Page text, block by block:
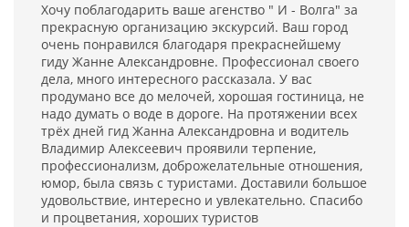
Хочу поблагодарить ваше агенство " И - Волга" за
прекрасную организацию экскурсий. Ваш город
очень понравился благодаря прекраснейшему
гиду Жанне Александровне. Профессионал своего
дела, много интересного рассказала. У вас
продумано все до мелочей, хорошая гостиница, не
надо думать о воде в дороге. На протяжении всех
трёх дней гид Жанна Александровна и водитель
Владимир Алексеевич проявили терпение,
профессионализм, доброжелательные отношения,
юмор, была связь с туристами. Доставили большое
удовольствие, интересно и увлекательно. Спасибо
и процветания, хороших туристов